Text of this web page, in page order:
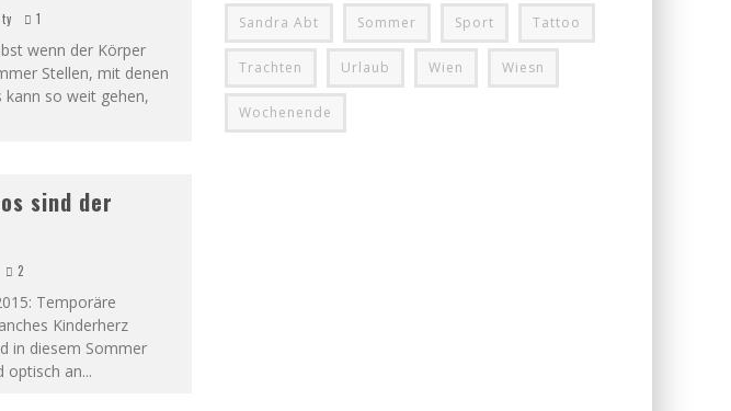
1
wenn der Körper
Stellen, mit denen
kann so weit gehen,
sind der
2
Temporäre
Kinderherz
in diesem Sommer
optisch an...
Sandra Abt Sommer Sport Tattoo
Trachten Urlaub Wien Wiesn
Wochenende